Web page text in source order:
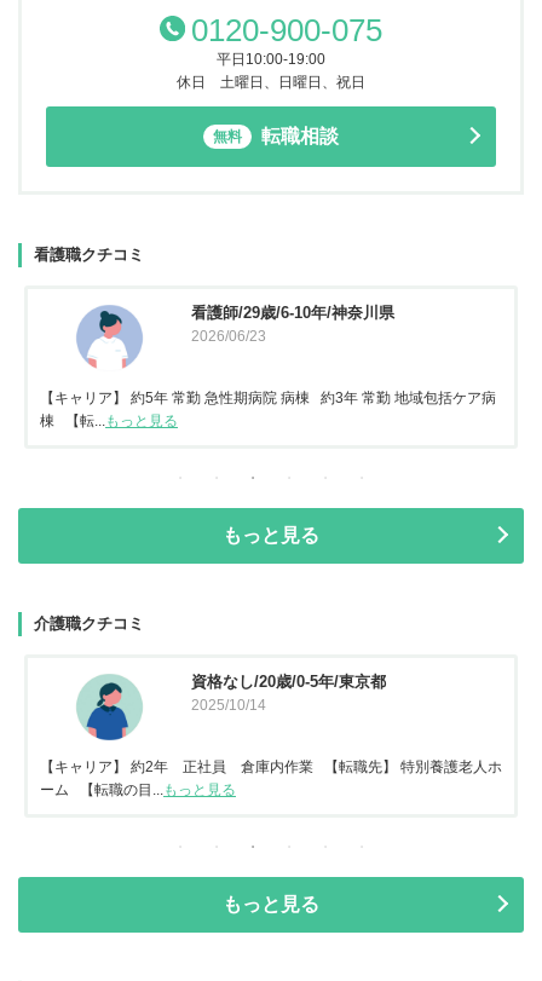
0120-900-075
平日10:00-19:00
休日 土曜日、日曜日、祝日
無料 転職相談
看護職クチコミ
看護師/29歳/6-10年/神奈川県
2026/06/23
【キャリア】 約5年 常勤 急性期病院 病棟 約3年 常勤 地域包括ケア病
棟 【転...もっと見る
もっと見る
介護職クチコミ
資格なし/20歳/0-5年/東京都
2025/10/14
【キャリア】 約2年 正社員 倉庫内作業 【転職先】 特別養護老人ホ
ーム 【転職の目...
もっと見る
もっと見る